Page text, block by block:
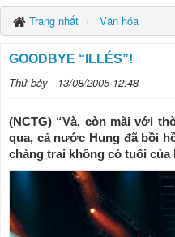
Trang nhất Văn hóa
GOODBYE “ILLÉS”!
Thứ bảy - 13/08/2005 12:48
(NCTG) “Và, còn mãi với
qua, cả nước Hung đã bồi
chàng trai không có tuổi của